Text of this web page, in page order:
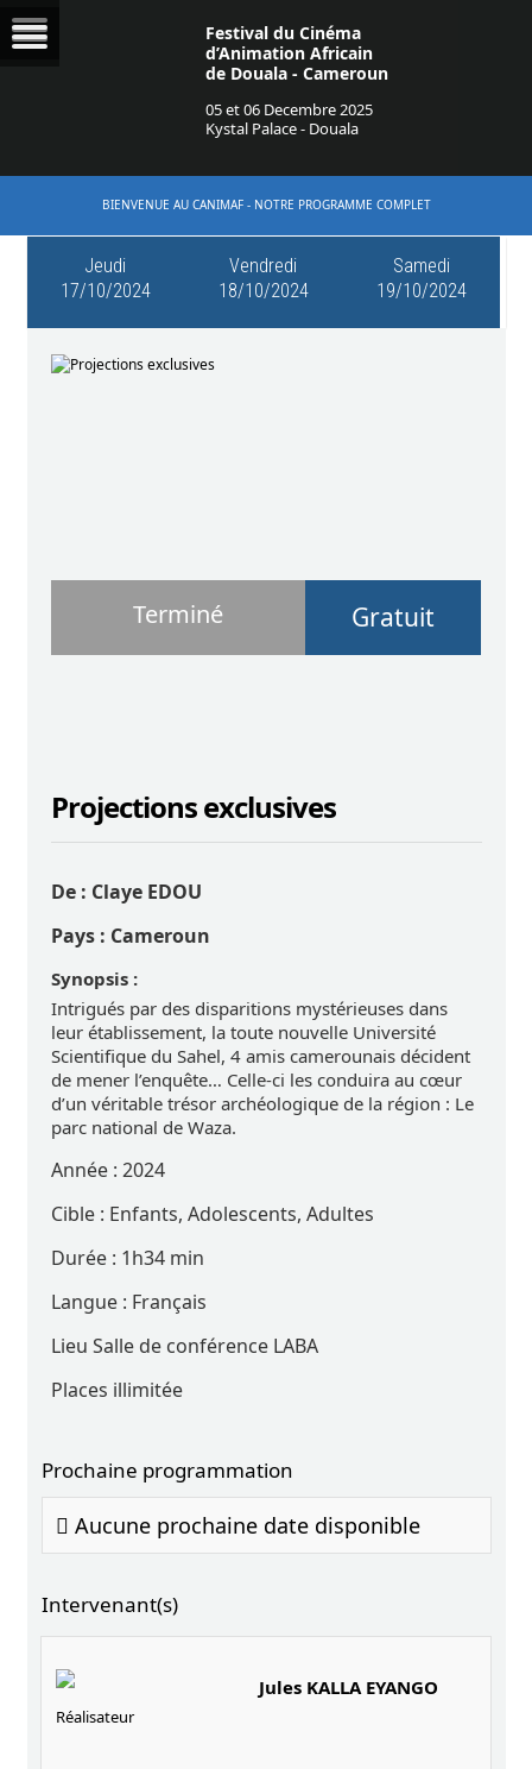
Festival du Cinéma
d’Animation Africain
de Douala - Cameroun
05 et 06 Decembre 2025
Kystal Palace - Douala
BIENVENUE AU CANIMAF - NOTRE PROGRAMME COMPLET
Jeudi
17/10/2024
Vendredi
18/10/2024
Samedi
19/10/2024
Terminé Gratuit
Projections exclusives
De : Claye EDOU
Pays : Cameroun
Synopsis :
Intrigués par des disparitions mystérieuses dans
leur établissement, la toute nouvelle Université
Scientifique du Sahel, 4 amis camerounais décident
de mener l’enquête… Celle-ci les conduira au cœur
d’un véritable trésor archéologique de la région : Le
parc national de Waza.
Année : 2024
Cible : Enfants, Adolescents, Adultes
Durée : 1h34 min
Langue : Français
Lieu Salle de conférence LABA
Places illimitée
Prochaine programmation
Aucune prochaine date disponible
Intervenant(s)
Jules KALLA EYANGO
Réalisateur